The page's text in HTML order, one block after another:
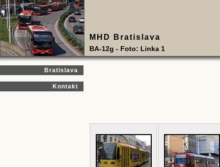
MHD Bratislava
BA-12g - Foto: Linka 1
Bratislava
Kontakt